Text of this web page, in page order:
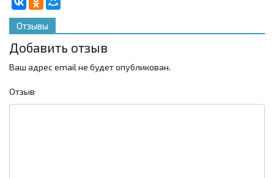
Отзывы
Добавить отзыв
Ваш адрес email не будет опубликован.
Отзыв